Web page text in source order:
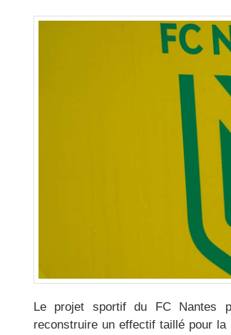
Le projet sportif du FC Nantes
reconstruire un effectif taillé pour la